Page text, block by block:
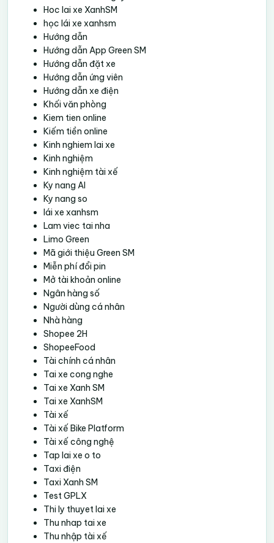
Hoc lai xe XanhSM
học lái xe xanhsm
Hướng dẫn
Hướng dẫn App Green SM
Hướng dẫn đặt xe
Hướng dẫn ứng viên
Hướng dẫn xe điện
Khối văn phòng
Kiem tien online
Kiếm tiền online
Kinh nghiem lai xe
Kinh nghiệm
Kinh nghiệm tài xế
Ky nang AI
Ky nang so
lái xe xanhsm
Lam viec tai nha
Limo Green
Mã giới thiệu Green SM
Miễn phí đổi pin
Mở tài khoản online
Ngân hàng số
Người dùng cá nhân
Nhà hàng
Shopee 2H
ShopeeFood
Tài chính cá nhân
Tai xe cong nghe
Tai xe Xanh SM
Tai xe XanhSM
Tài xế
Tài xế Bike Platform
Tài xế công nghệ
Tap lai xe o to
Taxi điện
Taxi Xanh SM
Test GPLX
Thi ly thuyet lai xe
Thu nhap tai xe
Thu nhập tài xế